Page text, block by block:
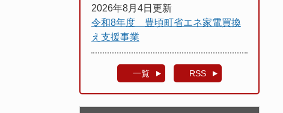
2026年8月4日更新
令和8年度 豊頃町省エネ家電買換
え支援事業
一覧 RSS